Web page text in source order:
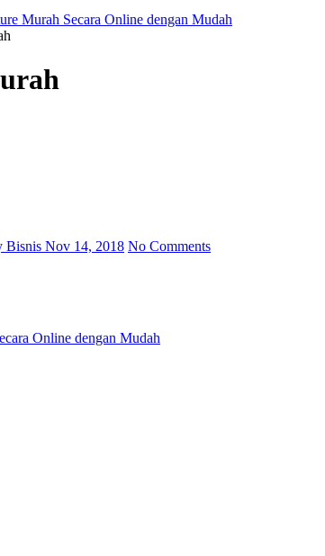
Murah Secara Online dengan Mudah
Bisnis Nov 14, 2018 No Comments
Online dengan Mudah